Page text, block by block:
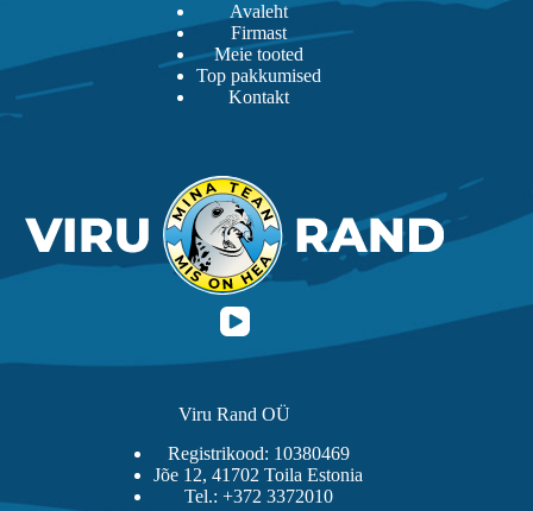
Avaleht
Firmast
Meie tooted
Top pakkumised
Kontakt
Viru Rand OÜ
Registrikood: 10380469
Jõe 12, 41702 Toila Estonia
Tel.: +372 3372010